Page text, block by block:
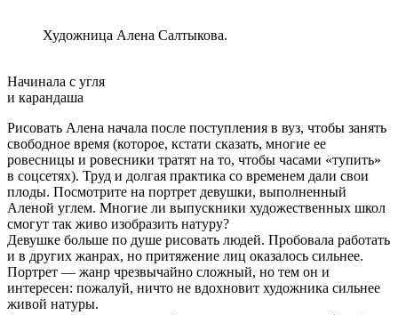
Художница Алена Салтыкова.
Начинала с угля
и карандаша
Рисовать Алена начала после поступления в вуз, чтобы занять
свободное время (которое, кстати сказать, многие ее
ровесницы и ровесники тратят на то, чтобы часами «тупить»
в соцсетях). Труд и долгая практика со временем дали свои
плоды. Посмотрите на портрет девушки, выполненный
Аленой углем. Многие ли выпускники художественных школ
смогут так живо изобразить натуру?
Девушке больше по душе рисовать людей. Пробовала работать
и в других жанрах, но притяжение лиц оказалось сильнее.
Портрет — жанр чрезвычайно сложный, но тем он и
интересен: пожалуй, ничто не вдохновит художника сильнее
живой натуры.